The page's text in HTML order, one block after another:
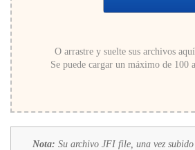
O arrastre y suelte sus archivos
Se puede cargar un máximo de 100
Nota: Su archivo JFI file, una vez subido